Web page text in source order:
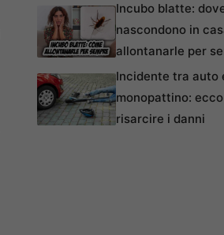
Incubo blatte:
nascondono in
allontanarle per
Incidente tra auto
monopattino:
risarcire i danni